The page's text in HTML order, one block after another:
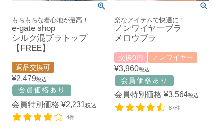
もちもちな着心地が最高！
e-gate shop
シルク混ブラトップ
【FREE】
返品交換可
¥2,479税込
会員特別価格 ¥2,231税込
4件
楽なアイテムで快適に！
ノンワイヤーブラ
メロウブラ
交換0円 ノンワイヤー
¥3,960税込
会員特別価格 ¥3,564税込
87件